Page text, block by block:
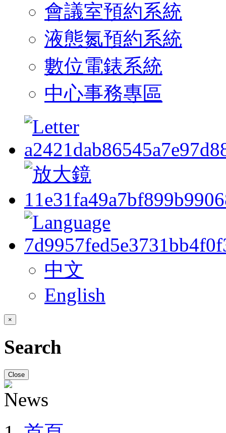
會議室預約系統
液態氮預約系統
數位電錶系統
中心事務專區
中文
English
×
Search
Close